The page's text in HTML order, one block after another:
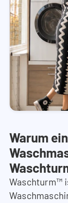
Warum ein
Waschturm™